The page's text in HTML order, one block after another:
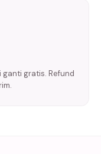
gratis. Refund